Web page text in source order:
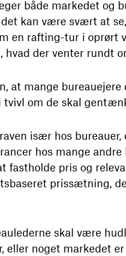
både markedet og
kan være svært at
en rafting-tur i
der venter rundt
at mange
tvivl om de skal
især hos
hos mange
fastholde pris og
prissætning,
skal være
eller noget markedet